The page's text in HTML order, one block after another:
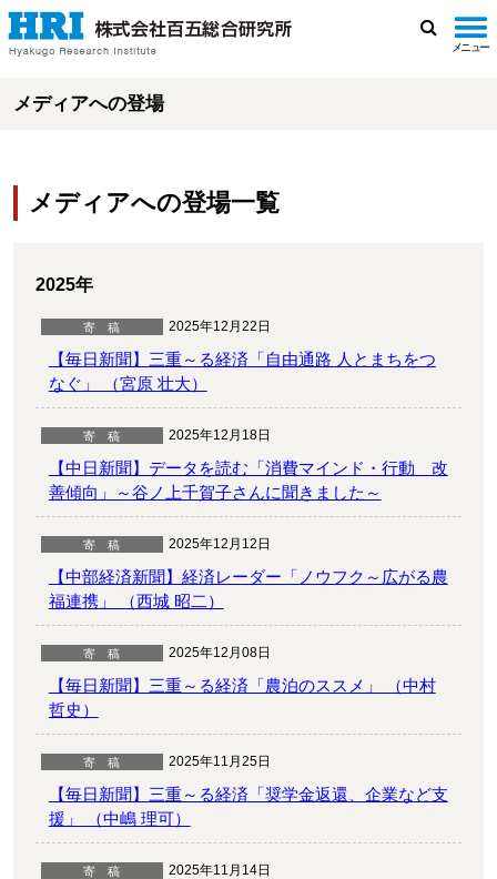
メニュー
メディアへの登場
メディアへの登場一覧
2025年
2025年12月22日
【毎日新聞】三重～る経済「自由通路 人とまちをつ
なぐ」 （宮原 壮大）
2025年12月18日
【中日新聞】データを読む「消費マインド・行動 改
善傾向」～谷ノ上千賀子さんに聞きました～
2025年12月12日
【中部経済新聞】経済レーダー「ノウフク～広がる農
福連携」 （西城 昭二）
2025年12月08日
【毎日新聞】三重～る経済「農泊のススメ」 （中村
哲史）
2025年11月25日
【毎日新聞】三重～る経済「奨学金返還、企業など支
援」 （中嶋 理可）
2025年11月14日